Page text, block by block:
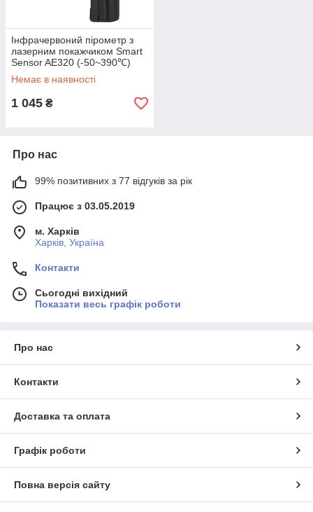
Інфрачервоний пірометр з
лазерним покажчиком Smart
Sensor AE320 (-50~390℃)
DS: 12:1
Немає в наявності
1 045 ₴
Про нас
99% позитивних з 77 відгуків за рік
Працює з 03.05.2019
м. Харків
Харків, Україна
Контакти
Сьогодні вихідний
Показати весь графік роботи
Про нас
Контакти
Доставка та оплата
Графік роботи
Повна версія сайту